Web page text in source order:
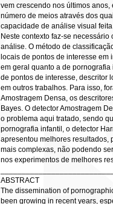
vem crescendo nos últimos
número de meios através dos
capacidade de análise visual
Neste contexto faz-se
análise. O método de
locais de pontos de interesse
em geral quanto a de
de pontos de interesse, descritor
em outros trabalhos. Para isso,
Amostragem Densa, os
Bayes. O detector Amostragem
o problema aqui tratado, sendo
pornografia infantil, o detector
apresentou melhores resultados,
mais complexas, não podendo
nos experimentos de melhores
ABSTRACT
The dissemination of
been growing in recent years,